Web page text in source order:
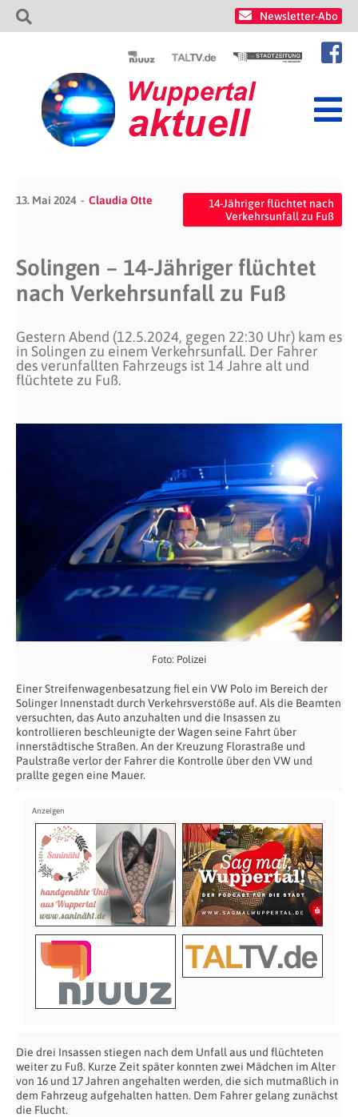
Newsletter-Abo
13. Mai 2024 Claudia Otte
14-Jähriger flüchtet nach
Verkehrsunfall zu Fuß
Solingen – 14-Jähriger flüchtet
nach Verkehrsunfall zu Fuß
Gestern Abend (12.5.2024, gegen 22:30 Uhr) kam es
in Solingen zu einem Verkehrsunfall. Der Fahrer
des verunfallten Fahrzeugs ist 14 Jahre alt und
flüchtete zu Fuß.
Foto: Polizei
Einer Streifenwagenbesatzung fiel ein VW Polo im Bereich der
Solinger Innenstadt durch Verkehrsverstöße auf. Als die Beamten
versuchten, das Auto anzuhalten und die Insassen zu
kontrollieren beschleunigte der Wagen seine Fahrt über
innerstädtische Straßen. An der Kreuzung Florastraße und
Paulstraße verlor der Fahrer die Kontrolle über den VW und
prallte gegen eine Mauer.
Die drei Insassen stiegen nach dem Unfall aus und flüchteten
weiter zu Fuß. Kurze Zeit später konnten zwei Mädchen im Alter
von 16 und 17 Jahren angehalten werden, die sich mutmaßlich in
dem Fahrzeug aufgehalten hatten. Dem Fahrer gelang zunächst
die Flucht.